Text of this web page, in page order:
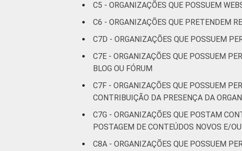
Saúde e
social
Outros
Fonte: CGI.br/NIC.br, Centro Regional de
Tecnologias de Informação e Comunicação
C5 - ORGANIZAÇÕES QUE POSSUEM
C6 - ORGANIZAÇÕES QUE PRETENDEM
C7D - ORGANIZAÇÕES QUE POSSUEM
C7E - ORGANIZAÇÕES QUE POSSUEM
BLOG OU FÓRUM
C7F - ORGANIZAÇÕES QUE POSSUEM
CONTRIBUIÇÃO DA PRESENÇA DA
C7G - ORGANIZAÇÕES QUE POSTAM
POSTAGEM DE CONTEÚDOS NOVOS E/
C8A - ORGANIZAÇÕES QUE POSSUEM